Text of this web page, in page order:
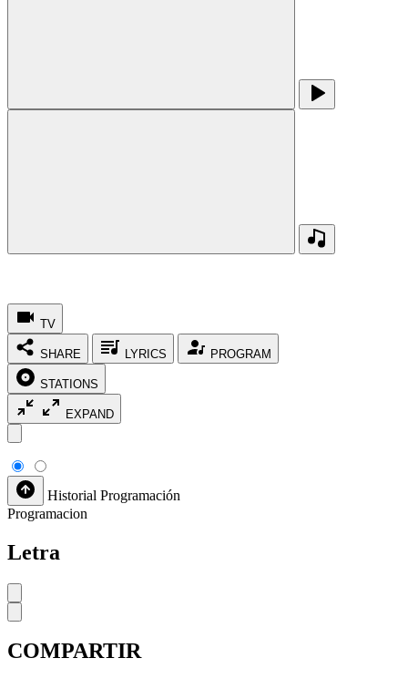
TV
SHARE LYRICS PROGRAM
STATIONS
EXPAND
Historial Programación
Programacion
Letra
COMPARTIR